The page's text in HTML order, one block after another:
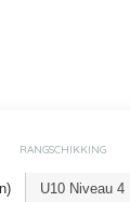
RANGSCHIKKING
U10 Niveau 4